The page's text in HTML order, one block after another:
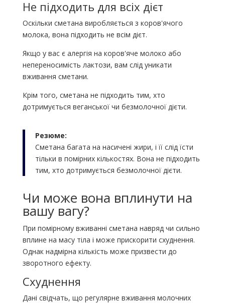
Не підходить для всіх дієт
Оскільки сметана виробляється з коров'ячого
молока, вона підходить не всім дієт.
Якщо у вас є алергія на коров'яче молоко або
непереносимість лактози, вам слід уникати
вживання сметани.
Крім того, сметана не підходить тим, хто
дотримується веганської чи безмолочної дієти.
Резюме:
Сметана багата на насичені жири, і її слід їсти
тільки в помірних кількостях. Вона не підходить
тим, хто дотримується безмолочної дієти.
Чи може вона вплинути на
вашу вагу?
При помірному вживанні сметана навряд чи сильно
вплине на масу тіла і може прискорити схуднення.
Однак надмірна кількість може призвести до
зворотного ефекту.
Схуднення
Дані свідчать, що регулярне вживання молочних